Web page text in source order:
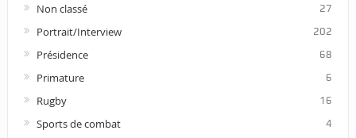
Non classé 27
Portrait/Interview 202
Présidence 68
Primature 6
Rugby 16
Sports de combat 4